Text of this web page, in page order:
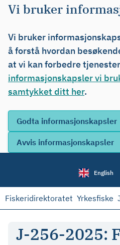
Vi bruker
Vi bruker
å forstå hvordan
at vi kan forbedre
informasjonskapsler vi
samtykket ditt her.
English
Fiskeridirektoratet Yrkesfiske
J-256-2025: